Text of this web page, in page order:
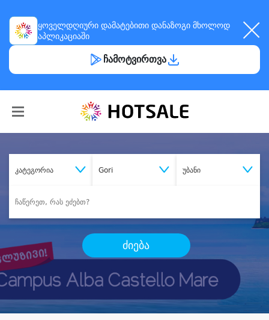
ყოველდღიური დამატებითი დანაზოგი მხოლოდ
აპლიკაციაში
ჩამოტვირთვა
კატეგორია Gori უბანი
ძიება